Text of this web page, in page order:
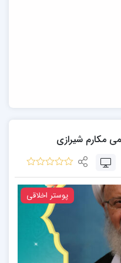
مکارم شیرازی
پوستر اخلاقی